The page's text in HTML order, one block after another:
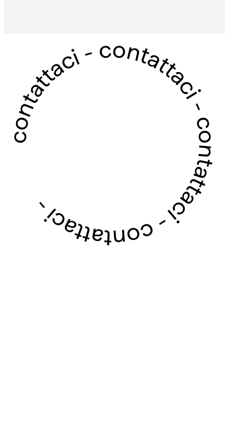
contattaci - contattaci - contattaci - contattaci -